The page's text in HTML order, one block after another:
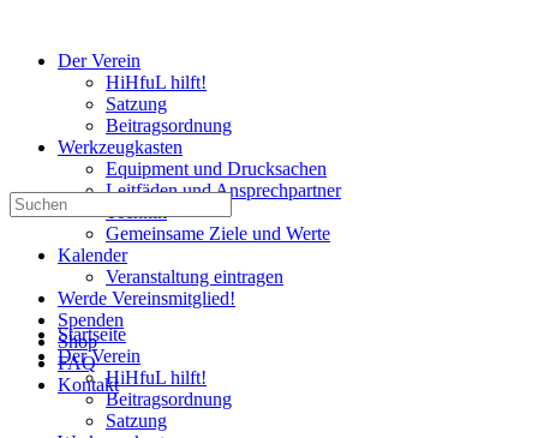
Der Verein
HiHfuL hilft!
Satzung
Beitragsordnung
Werkzeugkasten
Equipment und Drucksachen
Leitfäden und Ansprechpartner
Technik
Gemeinsame Ziele und Werte
Kalender
Veranstaltung eintragen
Werde Vereinsmitglied!
Spenden
Shop
FAQ
Kontakt
Suchen
nach:
Startseite
Der Verein
HiHfuL hilft!
Beitragsordnung
Satzung